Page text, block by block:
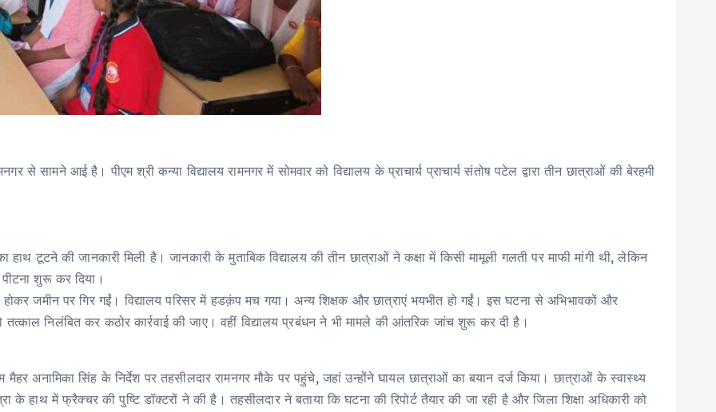
से सामने आई है। पीएम श्री कन्या विद्यालय रामनगर में सोमवार को विद्यालय के प्राचार्य प्राचार्य संतोष पटेल द्वारा तीन छात्राओं की बेरहमी
टूटने की जानकारी मिली है। जानकारी के मुताबिक विद्यालय की तीन छात्राओं ने कक्षा में किसी मामूली गलती पर माफी मांगी थी, लेकिन
पीटना शुरू कर दिया।
होकर जमीन पर गिर गईं। विद्यालय परिसर में हडक़ंप मच गया। अन्य शिक्षक और छात्राएं भयभीत हो गईं। इस घटना से अभिभावकों और
तत्काल निलंबित कर कठोर कार्रवाई की जाए। वहीं विद्यालय प्रबंधन ने भी मामले की आंतरिक जांच शुरू कर दी है।
अनामिका सिंह के निर्देश पर तहसीलदार रामनगर मौके पर पहुंचे, जहां उन्होंने घायल छात्राओं का बयान दर्ज किया। छात्राओं के स्वास्थ्य
के हाथ में फ्रैक्चर की पुष्टि डॉक्टरों ने की है। तहसीलदार ने बताया कि घटना की रिपोर्ट तैयार की जा रही है और जिला शिक्षा अधिकारी को